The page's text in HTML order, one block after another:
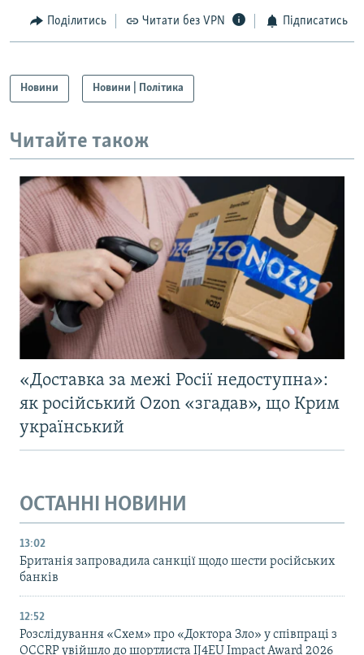
Поділитись Читати без VPN Підписатись
Новини Новини | Політика
Читайте також
«Доставка за межі Росії недоступна»:
як російський Ozon «згадав», що Крим
український
ОСТАННІ НОВИНИ
13:02
Британія запровадила санкції щодо шести російських
банків
12:52
Розслідування «Схем» про «Доктора Зло» у співпраці з
OCCRP увійшло до шортлиста IJ4EU Impact Award 2026